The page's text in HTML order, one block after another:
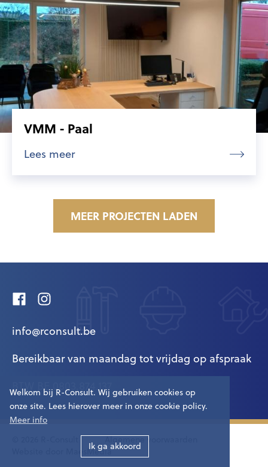
Welkom bij R-Consult. Wij gebruiken cookies op
onze site. Lees hierover meer in onze cookie policy.
Meer info
Ik ga akkoord
VMM - Paal
Lees meer
MEER PROJECTEN LADEN
Facebook
info@rconsult.be
Bereikbaar van maandag tot vrijdag op afspraak
BTW BE 0803.874.137
Algemene voorwaarden
Website door MaesMedia